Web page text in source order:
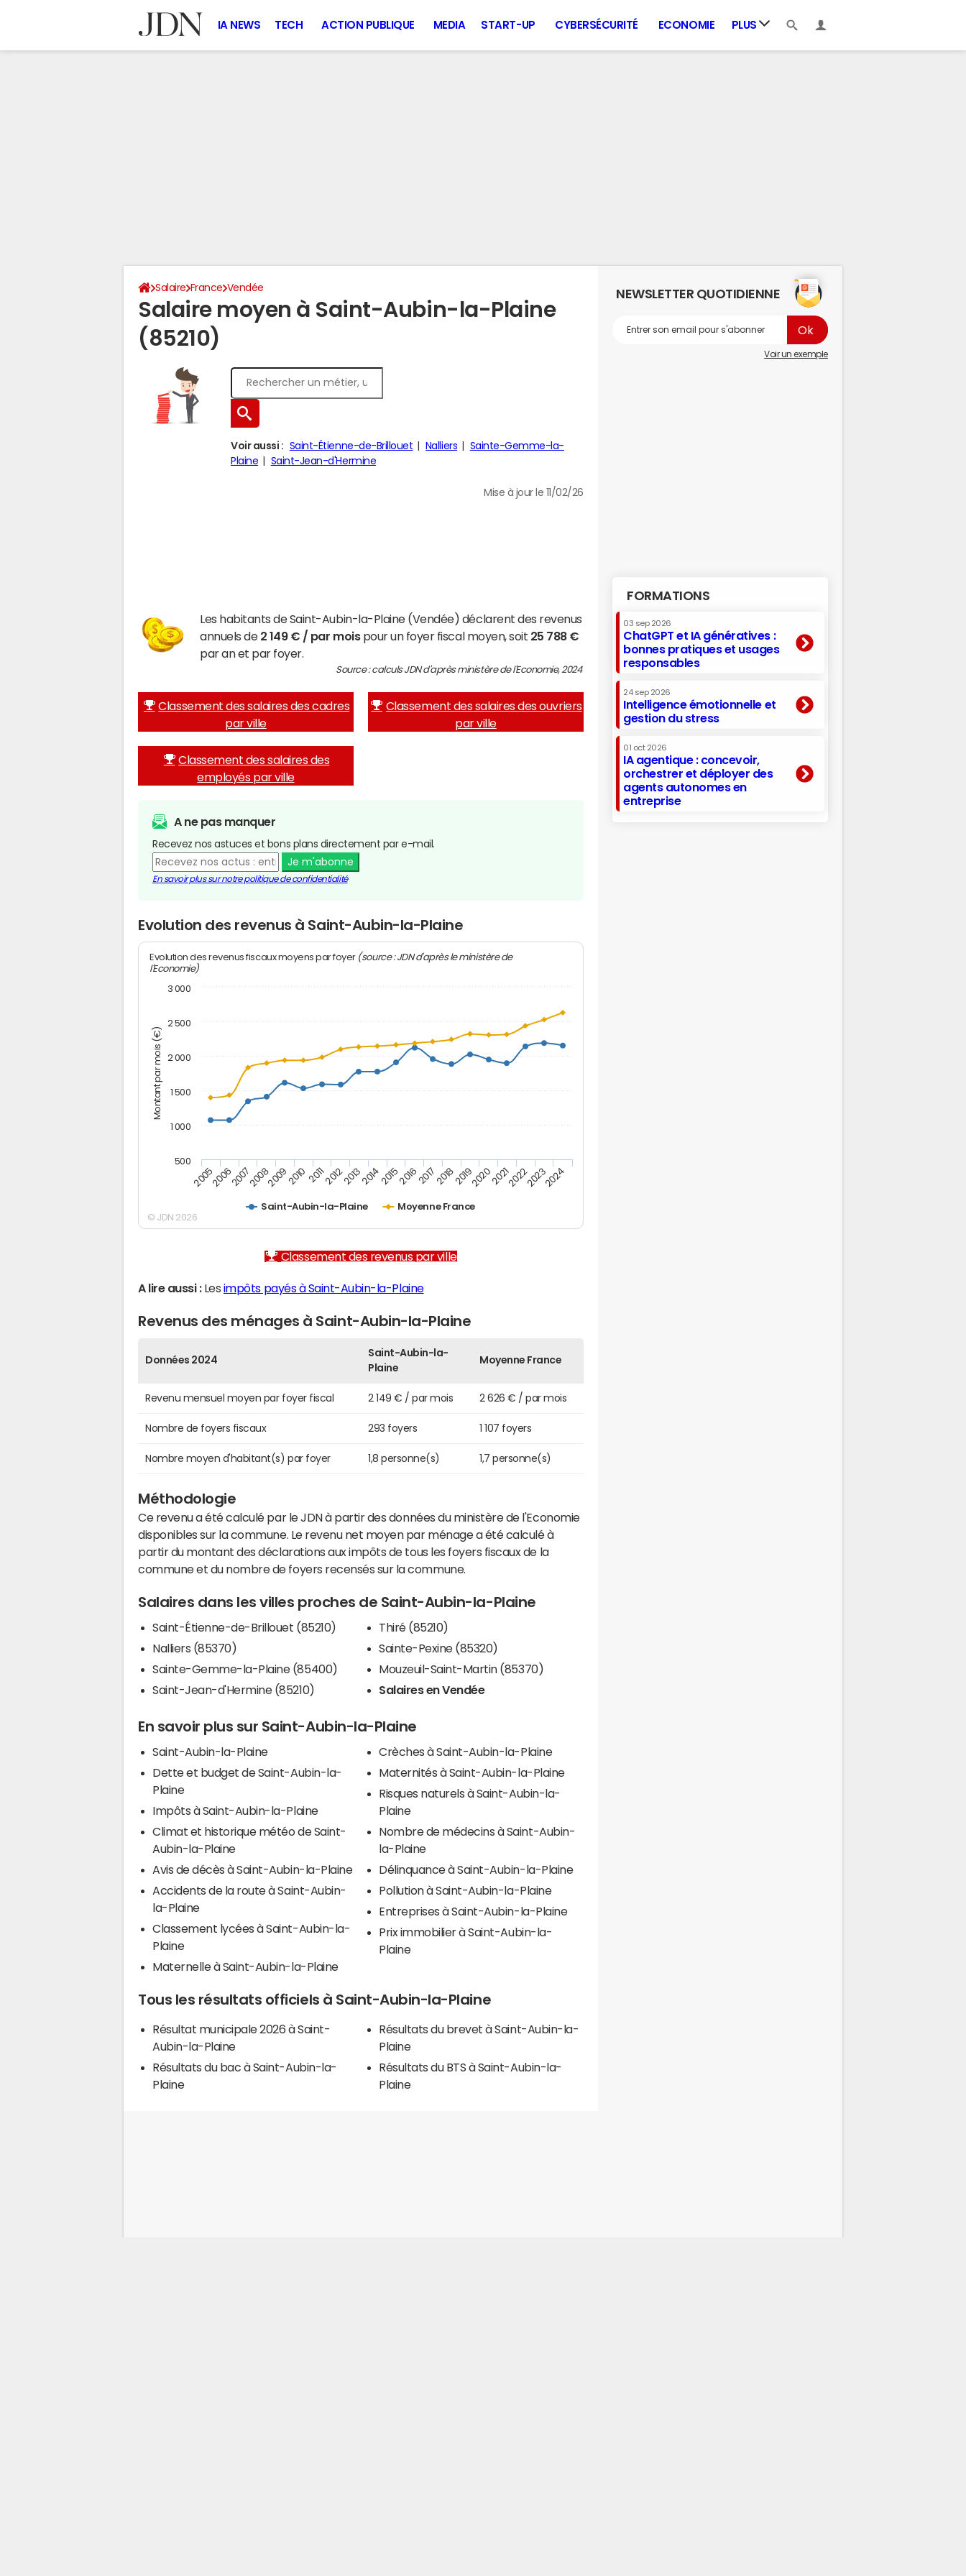
IA NEWS TECH ACTION PUBLIQUE MEDIA START-UP CYBERSÉCURITÉ ECONOMIE PLUS
Salaire France Vendée
Salaire moyen à Saint-Aubin-la-Plaine
(85210)
Voir aussi : Saint-Étienne-de-Brillouet Nalliers
Sainte-Gemme-la-
Plaine
Saint-Jean-d'Hermine
Mise à jour le 11/02/26
Les habitants de Saint-Aubin-la-Plaine (Vendée) déclarent des revenus
annuels de 2 149 € / par moispour un foyer fiscal moyen, soit 25 788 €
par an et par foyer.
Source : calculs JDN d'après ministère de l'Economie, 2024
Classement des salaires des cadres
par ville
Classement des salaires des ouvriers
par ville
Classement des salaires des
employés par ville
A ne pas manquer
Recevez nos astuces et bons plans directement par e-mail.
Je m'abonne
En savoir plus sur notre politique de confidentialité
Evolution des revenus à Saint-Aubin-la-Plaine
Montant par mois (€)
Evolution des revenus fiscaux moyens par foyer (source : JDN d'après le ministère de
l'Economie)
Saint-Aubin-la-Plaine Moyenne France
200520062007200820092010 20112012201320142015201620172018201920202021202220232024
500
1 000
1 500
2 000
2 500
3 000
© JDN 2026
Classement des revenus par ville
A lire aussi :Les impôts payés à Saint-Aubin-la-Plaine
Revenus des ménages à Saint-Aubin-la-Plaine
Données 2024
Saint-Aubin-la-
Plaine
Moyenne France
Revenu mensuel moyen par foyer fiscal 2 149 € / par mois 2 626 € / par mois
Nombre de foyers fiscaux 293 foyers 1 107 foyers
Nombre moyen d'habitant(s) par foyer 1,8 personne(s) 1,7 personne(s)
Méthodologie
Ce revenu a été calculé par le JDN à partir des données du ministère de l'Economie
disponibles sur la commune. Le revenu net moyen par ménage a été calculé à
partir du montant des déclarations aux impôts de tous les foyers fiscaux de la
commune et du nombre de foyers recensés sur la commune.
Salaires dans les villes proches de Saint-Aubin-la-Plaine
Saint-Étienne-de-Brillouet (85210)
Nalliers (85370)
Sainte-Gemme-la-Plaine (85400)
Saint-Jean-d'Hermine (85210)
Thiré (85210)
Sainte-Pexine (85320)
Mouzeuil-Saint-Martin (85370)
Salaires en Vendée
En savoir plus sur Saint-Aubin-la-Plaine
Saint-Aubin-la-Plaine
Dette et budget de Saint-Aubin-la-
Plaine
Impôts à Saint-Aubin-la-Plaine
Climat et historique météo de Saint-
Aubin-la-Plaine
Avis de décès à Saint-Aubin-la-Plaine
Accidents de la route à Saint-Aubin-
la-Plaine
Classement lycées à Saint-Aubin-la-
Plaine
Maternelle à Saint-Aubin-la-Plaine
Crèches à Saint-Aubin-la-Plaine
Maternités à Saint-Aubin-la-Plaine
Risques naturels à Saint-Aubin-la-
Plaine
Nombre de médecins à Saint-Aubin-
la-Plaine
Délinquance à Saint-Aubin-la-Plaine
Pollution à Saint-Aubin-la-Plaine
Entreprises à Saint-Aubin-la-Plaine
Prix immobilier à Saint-Aubin-la-
Plaine
Tous les résultats officiels à Saint-Aubin-la-Plaine
Résultat municipale 2026 à Saint-
Aubin-la-Plaine
Résultats du bac à Saint-Aubin-la-
Plaine
Résultats du brevet à Saint-Aubin-la-
Plaine
Résultats du BTS à Saint-Aubin-la-
Plaine
NEWSLETTER QUOTIDIENNE
Voir un exemple
FORMATIONS
03 sep 2026
ChatGPT et IA génératives :
bonnes pratiques et usages
responsables
24 sep 2026
Intelligence émotionnelle et
gestion du stress
01 oct 2026
IA agentique : concevoir,
orchestrer et déployer des
agents autonomes en
entreprise